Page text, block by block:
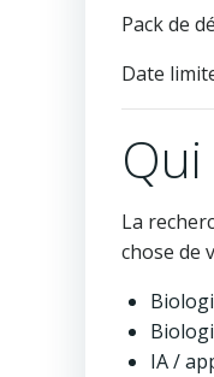
Pack de
Date
La
chose de
IA /